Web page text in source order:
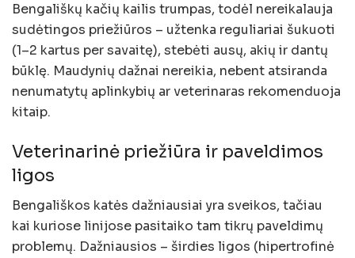
Bengališkų kačių kailis trumpas, todėl nereikalauja
sudėtingos priežiūros – užtenka reguliariai šukuoti
(1–2 kartus per savaitę), stebėti ausų, akių ir dantų
būklę. Maudynių dažnai nereikia, nebent atsiranda
nenumatytų aplinkybių ar veterinaras rekomenduoja
kitaip.
Veterinarinė priežiūra ir paveldimos
ligos
Bengališkos katės dažniausiai yra sveikos, tačiau
kai kuriose linijose pasitaiko tam tikrų paveldimų
problemų. Dažniausios – širdies ligos (hipertrofinė